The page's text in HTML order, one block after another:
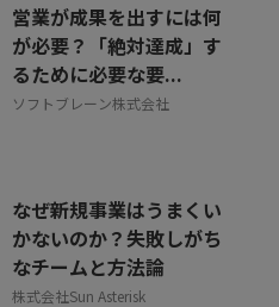
営業が成果を出すには何
が必要？「絶対達成」す
るために必要な要...
ソフトブレーン株式会社
なぜ新規事業はうまくい
かないのか？失敗しがち
なチームと方法論
株式会社Sun Asterisk